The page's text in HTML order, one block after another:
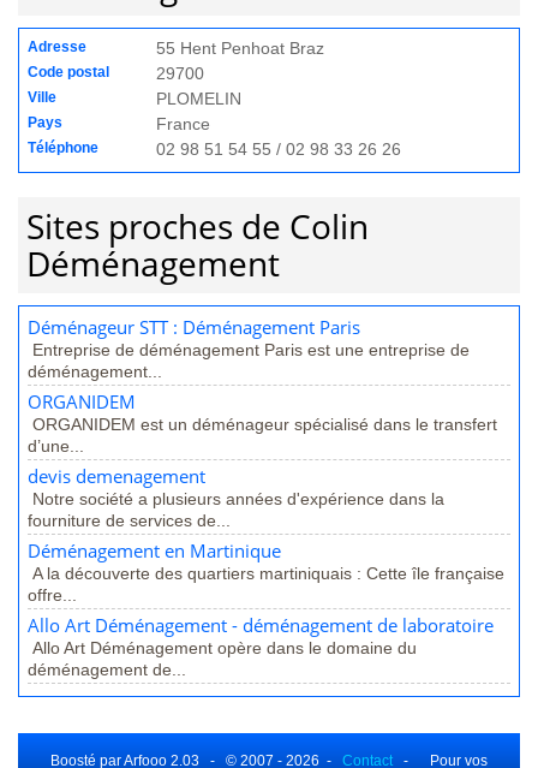
Adresse 55 Hent Penhoat Braz
Code postal 29700
Ville PLOMELIN
Pays France
Téléphone 02 98 51 54 55 / 02 98 33 26 26
Sites proches de Colin
Déménagement
Déménageur STT : Déménagement Paris
Entreprise de déménagement Paris est une entreprise de
déménagement...
ORGANIDEM
ORGANIDEM est un déménageur spécialisé dans le transfert
d’une...
devis demenagement
Notre société a plusieurs années d'expérience dans la
fourniture de services de...
Déménagement en Martinique
A la découverte des quartiers martiniquais : Cette île française
offre...
Allo Art Déménagement - déménagement de laboratoire
Allo Art Déménagement opère dans le domaine du
déménagement de...
Boosté par Arfooo 2.03 - © 2007 - 2026 - Contact - Pour vos